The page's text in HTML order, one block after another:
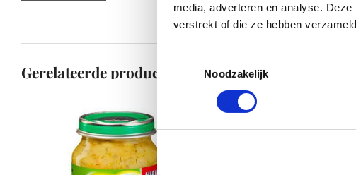
media, adverteren en analyse.
verstrekt of die ze hebben
Noodzakelijk
Gerelateerde producten